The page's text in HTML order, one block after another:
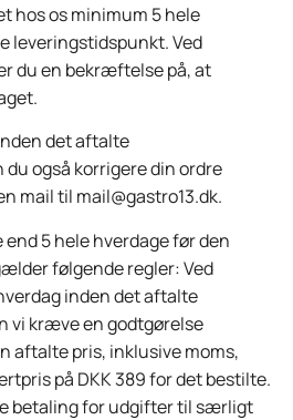
hos os minimum 5 hele
leveringstidspunkt. Ved
du en bekræftelse på, at
det aftalte
også korrigere din ordre
mail til mail@gastro13.dk.
5 hele hverdage før den
følgende regler: Ved
inden det aftalte
vi kræve en godtgørelse
aftalte pris, inklusive moms,
på DKK 389 for det bestilte.
betaling for udgifter til særligt